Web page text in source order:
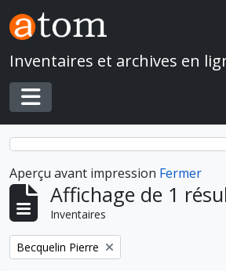
Skip to main content
Inventaires et archives en
Toggle navigation
Aperçu avant impression Fermer
Affichage de 1
Inventaires
Remove filter:
Becquelin Pierre